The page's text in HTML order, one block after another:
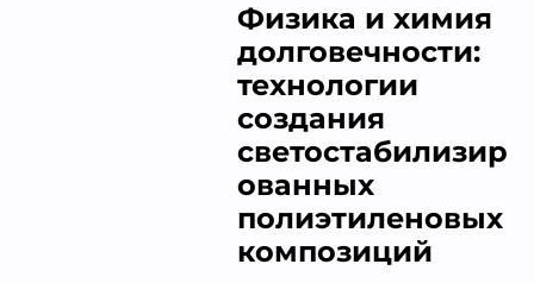
Физика и химия
долговечности:
технологии
создания
светостабилизир
ованных
полиэтиленовых
композиций